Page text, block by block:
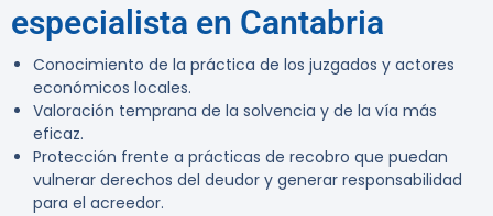
especialista en Cantabria
Conocimiento de la práctica de los juzgados y actores
económicos locales.
Valoración temprana de la solvencia y de la vía más
eficaz.
Protección frente a prácticas de recobro que puedan
vulnerar derechos del deudor y generar responsabilidad
para el acreedor.